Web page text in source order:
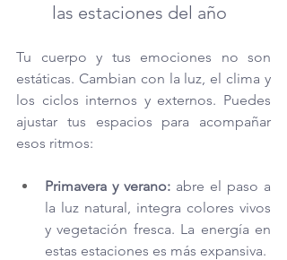
las estaciones del año
Tu cuerpo y tus emociones no son
estáticas. Cambian con la luz, el clima y
los ciclos internos y externos. Puedes
ajustar tus espacios para acompañar
esos ritmos:
Primavera y verano: abre el paso a
la luz natural, integra colores vivos
y vegetación fresca. La energía en
estas estaciones es más expansiva.